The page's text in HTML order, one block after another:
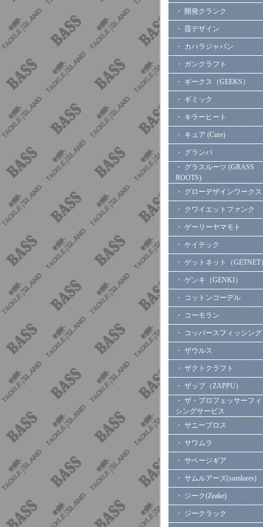
・ 開発クランク
・ 霞デザイン
・ カハラジャパン
・ ガンクラフト
・ ギークス（GEEKS）
・ ギミック
・ キラーヒート
・ キュア (Cure)
・ グランパ
・ グラスルーツ (GRASS
ROOTS)
・ グローデザインワークス
・ クワイエットファンク
・ ゲーリーヤマモト
・ ケイテック
・ ゲットネット（GETNET
・ ゲンキ（GENKI）
・ コットンコーデル
・ コーモラン
・ コッパースフィッシング
・ ザウルス
・ ザクトクラフト
・ ザップ（ZAPPU）
・ ザ・プロフェッサーフ
シングサービス
・ サニーブロス
・ サワムラ
・ サベージギア
・ サムルアーズ(sumlures)
・ ジーク(Zeake)
・ ジークラック